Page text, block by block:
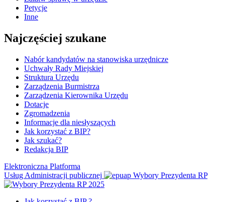
Petycje
Inne
Najczęściej szukane
Nabór kandydatów na stanowiska urzędnicze
Uchwały Rady Miejskiej
Struktura Urzędu
Zarządzenia Burmistrza
Zarządzenia Kierownika Urzędu
Dotacje
Zgromadzenia
Informacje dla niesłyszących
Jak korzystać z BIP?
Jak szukać?
Redakcja BIP
Elektroniczna Platforma
Usług Administracji publicznej
Wybory Prezydenta RP